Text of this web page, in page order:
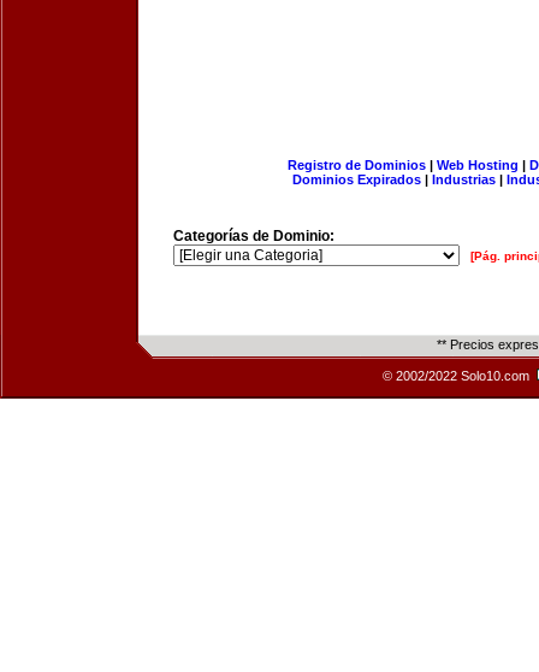
Registro de Dominios| Web Hosting |
Dominios Expirados | Industrias |
Categorías de Dominio:
[Pág.
** Precios
© 2002/2022 Solo10.com